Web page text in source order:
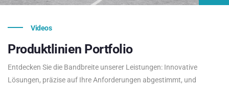
Videos
Produktlinien Portfolio
Entdecken Sie die Bandbreite unserer Leistungen: Innovative
Lösungen, präzise auf Ihre Anforderungen abgestimmt, und